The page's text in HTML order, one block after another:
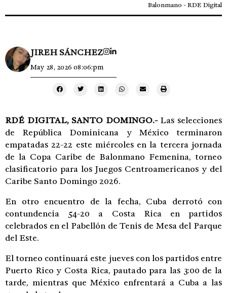
Balonmano - RDE Digital
JIREH SÁNCHEZ
May 28, 2026 08:06:pm
RDÉ DIGITAL,SANTO DOMINGO.- Las selecciones
de República Dominicana y México terminaron
empatadas 22-22 este miércoles en la tercera jornada
de la Copa Caribe de Balonmano Femenina, torneo
clasificatorio para los Juegos Centroamericanos y del
Caribe Santo Domingo 2026.
En otro encuentro de la fecha, Cuba derrotó con
contundencia 54-20 a Costa Rica en partidos
celebrados en el Pabellón de Tenis de Mesa del Parque
del Este.
El torneo continuará este jueves con los partidos entre
Puerto Rico y Costa Rica, pautado para las 3:00 de la
tarde, mientras que México enfrentará a Cuba a las